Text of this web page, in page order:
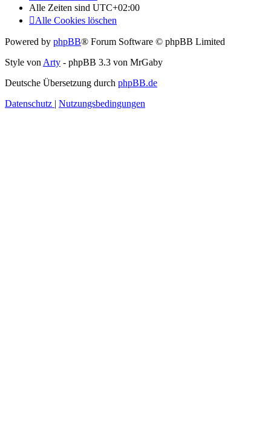
Alle Zeiten sind UTC+02:00
Alle Cookies löschen
Powered by phpBB® Forum Software © phpBB Limited
Style vonArty - phpBB 3.3 von MrGaby
Deutsche Übersetzung durch phpBB.de
Datenschutz | Nutzungsbedingungen